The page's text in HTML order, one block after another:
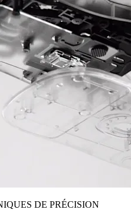
DE PRÉCISION